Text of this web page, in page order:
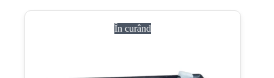
În curând